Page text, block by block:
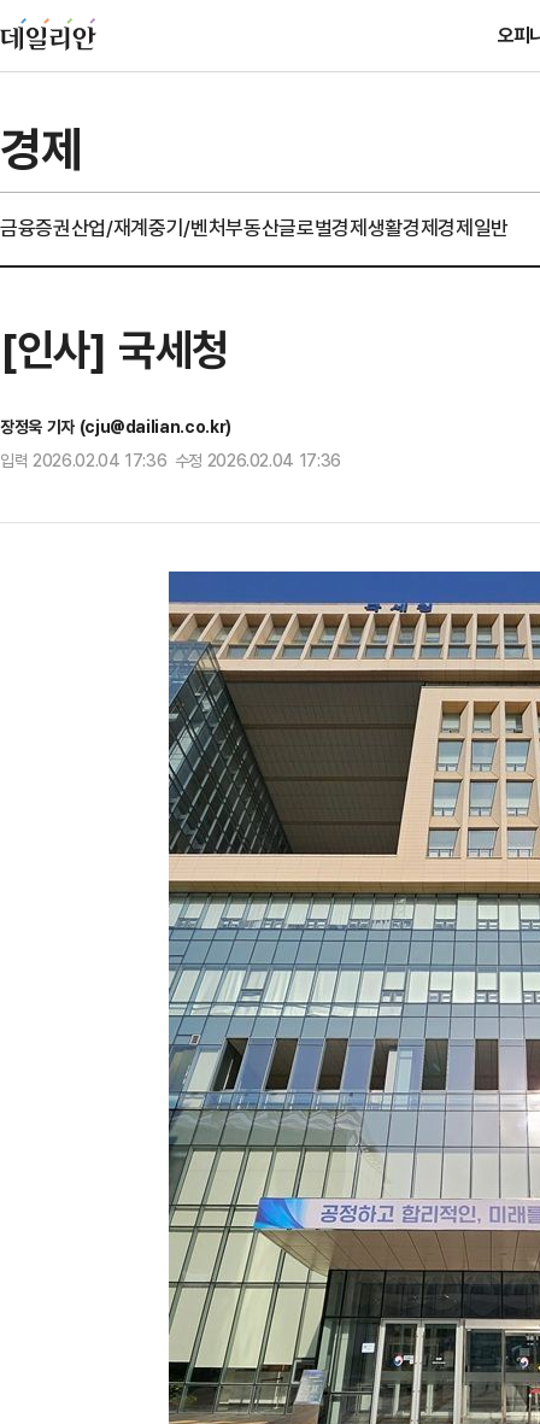
오피
경제
금융증권산업/재계중기/벤처부동산글로벌경제생활경제경제일반
[인사] 국세청
장정욱 기자 (cju@dailian.co.kr)
입력 2026.02.04 17:36 수정 2026.02.04 17:36